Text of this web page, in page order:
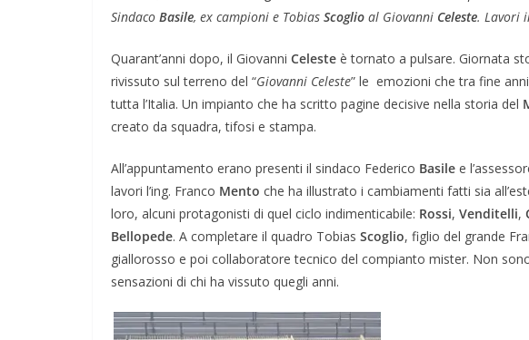
Sindaco Basile, ex campioni e Tobias Scoglio al Giovanni Celeste. Lavori
Quarant’anni dopo, il Giovanni Celeste è tornato a pulsare. Giornata
rivissuto sul terreno del “Giovanni Celeste” le emozioni che tra fine
tutta l’Italia. Un impianto che ha scritto pagine decisive nella storia del
creato da squadra, tifosi e stampa.
All’appuntamento erano presenti il sindaco Federico Basile e
lavori l’ing. Franco Mento che ha illustrato i cambiamenti fatti sia
loro, alcuni protagonisti di quel ciclo indimenticabile: Rossi, Venditelli,
Bellopede. A completare il quadro Tobias Scoglio, figlio del grande
giallorosso e poi collaboratore tecnico del compianto mister. Non
sensazioni di chi ha vissuto quegli anni.